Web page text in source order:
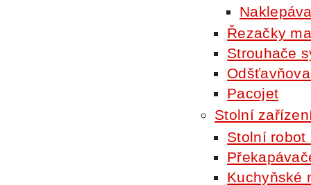
Řezačky
Strouhače
Pacojet
Stolní
Stolní robot
Kuchyňské